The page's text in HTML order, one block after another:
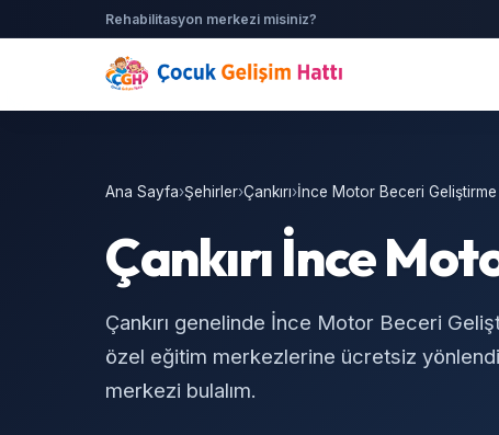
Rehabilitasyon merkezi misiniz?
Ana Sayfa›Şehirler›Çankırı›İnce Motor Beceri Geliştirme
Çankırı İnce
Çankırı genelinde İnce Motor Beceri
özel eğitim merkezlerine ücretsiz
merkezi bulalım.